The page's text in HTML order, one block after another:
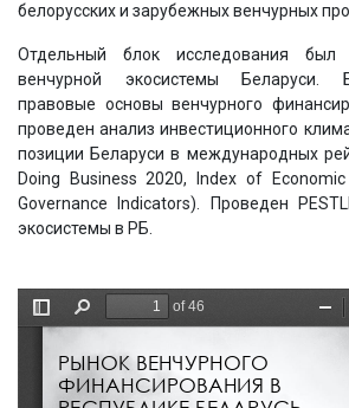
белорусских и зарубежных венчурных
Отдельный блок исследования был
венчурной экосистемы Беларуси.
правовые основы венчурного
проведен анализ инвестиционного
позиции Беларуси в международных
Doing Business 2020, Index of
Governance Indicators). Проведен
экосистемы в РБ.